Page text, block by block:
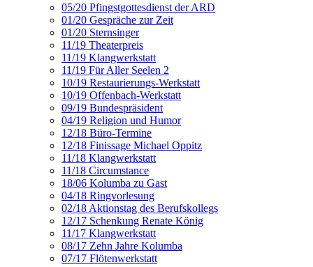
05/20 Pfingstgottesdienst der ARD
01/20 Gespräche zur Zeit
01/20 Sternsinger
11/19 Theaterpreis
11/19 Klangwerkstatt
11/19 Für Aller Seelen 2
10/19 Restaurierungs-Werkstatt
10/19 Offenbach-Werkstatt
09/19 Bundespräsident
04/19 Religion und Humor
12/18 Büro-Termine
12/18 Finissage Michael Oppitz
11/18 Klangwerkstatt
11/18 Circumstance
18/06 Kolumba zu Gast
04/18 Ringvorlesung
02/18 Aktionstag des Berufskollegs
12/17 Schenkung Renate König
11/17 Klangwerkstatt
08/17 Zehn Jahre Kolumba
07/17 Flötenwerkstatt